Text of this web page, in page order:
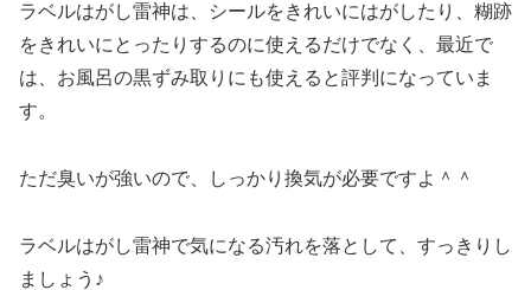
ラベルはがし雷神は、シールをきれいにはがしたり、糊跡
をきれいにとったりするのに使えるだけでなく、最近で
は、お風呂の黒ずみ取りにも使えると評判になっていま
す。
ただ臭いが強いので、しっかり換気が必要ですよ＾＾
ラベルはがし雷神で気になる汚れを落として、すっきりし
ましょう♪